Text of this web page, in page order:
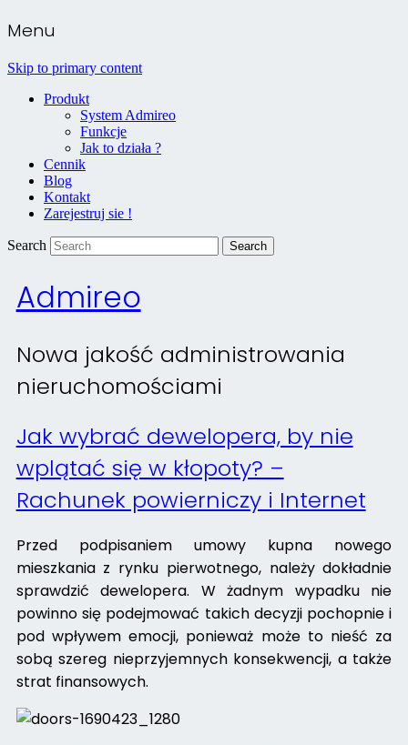
Menu
Skip to primary content
Produkt
System Admireo
Funkcje
Jak to działa ?
Cennik
Blog
Kontakt
Zarejestruj sie !
Search
Admireo
Nowa jakość administrowania
nieruchomościami
Jak wybrać dewelopera, by nie
wplątać się w kłopoty? –
Rachunek powierniczy i Internet
Przed podpisaniem umowy kupna nowego
mieszkania z rynku pierwotnego, należy dokładnie
sprawdzić dewelopera. W żadnym wypadku nie
powinno się podejmować takich decyzji pochopnie i
pod wpływem emocji, ponieważ może to nieść za
sobą szereg nieprzyjemnych konsekwencji, a także
strat finansowych.